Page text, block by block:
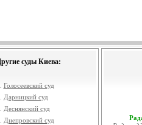
суды Киева:
Голосеевский суд
Дарницкий суд
Деснянский суд
Днепровский суд